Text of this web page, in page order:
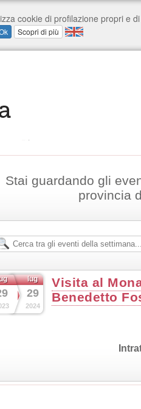
Stai guardando gli
provincia
lug
29
2024
Visita al
Benedetto